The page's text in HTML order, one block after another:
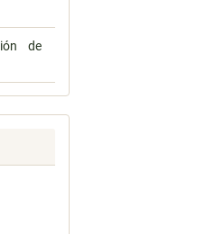
de